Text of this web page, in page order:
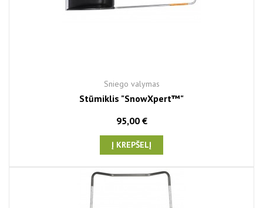
Sniego valymas
Stūmiklis "SnowXpert™"
95,00 €
Į KREPŠELĮ